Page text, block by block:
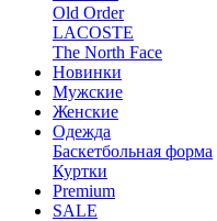
Old Order
LACOSTE
The North Face
Новинки
Мужские
Женские
Одежда
Баскетбольная форма
Куртки
Premium
SALE